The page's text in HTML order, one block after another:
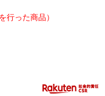
行った商品）